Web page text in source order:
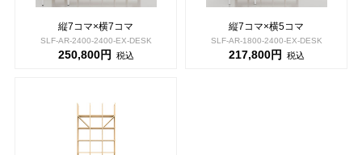
縦7コマ×横7コマ
SLF-AR-2400-2400-EX-DESK
250,800円 税込
縦7コマ×横5コマ
SLF-AR-1800-2400-EX-DESK
217,800円 税込